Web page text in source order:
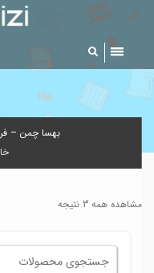
بهسا چمن –
مشاهده همه 3 نتیجه